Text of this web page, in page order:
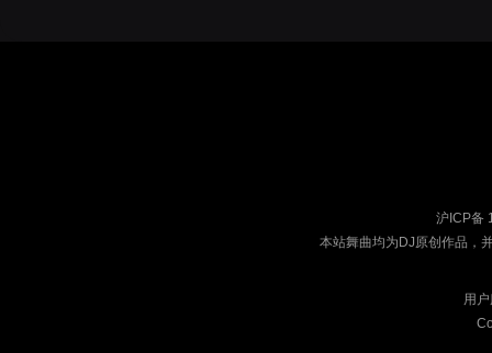
沪ICP备
本站舞曲均为DJ原创作品，
用